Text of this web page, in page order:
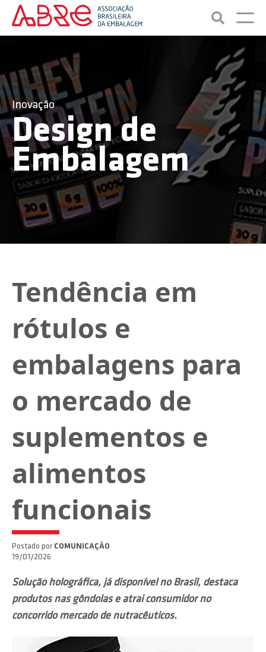
Inovação
Design de
Embalagem
Tendência em
rótulos e
embalagens para
o mercado de
suplementos e
alimentos
funcionais
Postado por COMUNICAÇÃO
19/01/2026
Solução holográfica, já disponível no Brasil, destaca
produtos nas gôndolas e atrai consumidor no
concorrido mercado de nutracêuticos.